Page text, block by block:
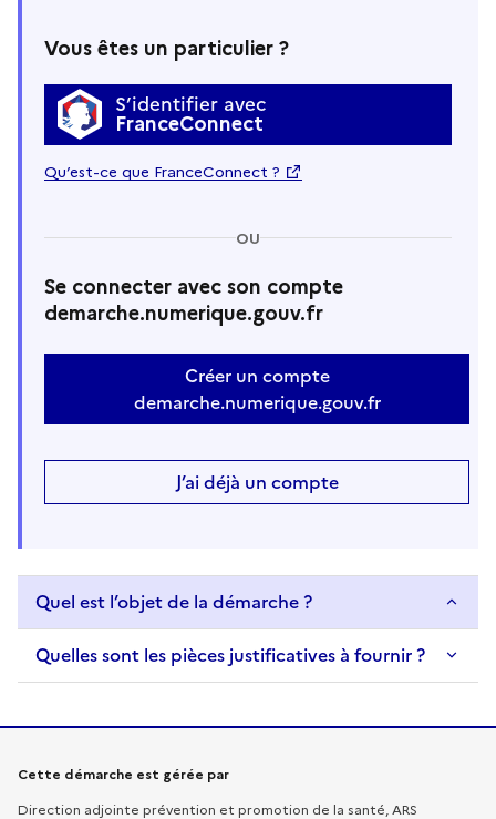
Vous êtes un particulier ?
S’identifier avec
FranceConnect
Qu’est-ce que FranceConnect ?
OU
Se connecter avec son compte
demarche.numerique.gouv.fr
Créer un compte
demarche.numerique.gouv.fr
J’ai déjà un compte
Quel est l’objet de la démarche ?
Quelles sont les pièces justificatives à fournir ?
Informations sur la démarche
Cette démarche est gérée par
Direction adjointe prévention et promotion de la santé, ARS